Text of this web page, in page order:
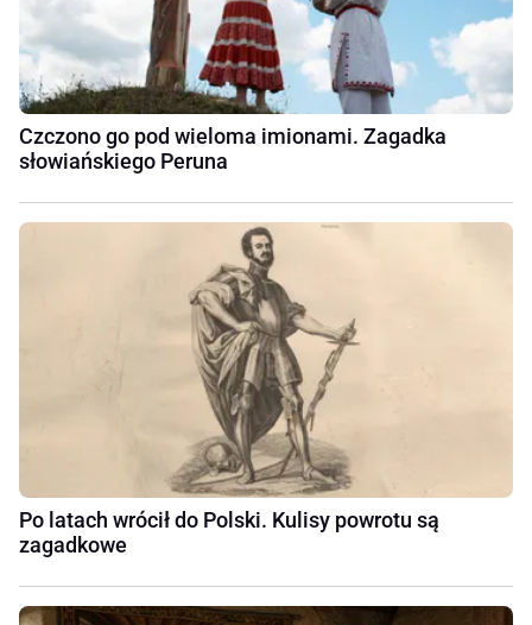
Czczono go pod wieloma imionami. Zagadka
słowiańskiego Peruna
Po latach wrócił do Polski. Kulisy powrotu są
zagadkowe